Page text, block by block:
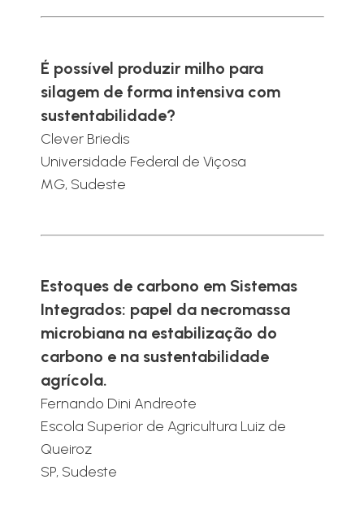
É possível produzir milho para
silagem de forma intensiva com
sustentabilidade?
Clever Briedis
Universidade Federal de Viçosa
MG, Sudeste
Estoques de carbono em Sistemas
Integrados: papel da necromassa
microbiana na estabilização do
carbono e na sustentabilidade
agrícola.
Fernando Dini Andreote
Escola Superior de Agricultura Luiz de
Queiroz
SP, Sudeste